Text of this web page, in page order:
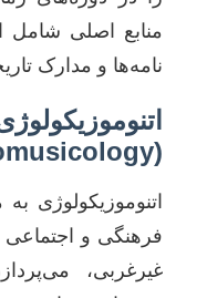
منابع اصلی شامل
نامه‌ها و مدارک
(Ethnomusicology)
اتنوموزیکولوژی
فرهنگی و
غیرغربی،